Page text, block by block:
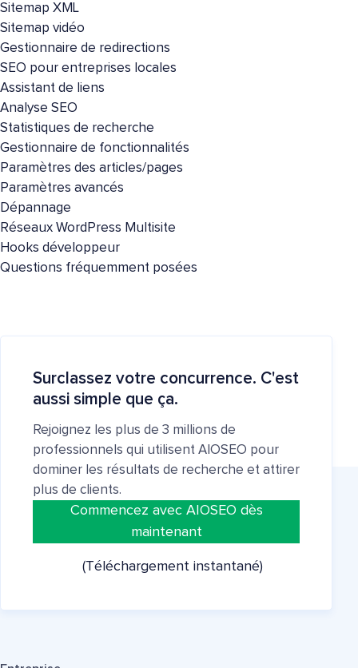
Sitemap XML
Sitemap vidéo
Gestionnaire de redirections
SEO pour entreprises locales
Assistant de liens
Analyse SEO
Statistiques de recherche
Gestionnaire de fonctionnalités
Paramètres des articles/pages
Paramètres avancés
Dépannage
Réseaux WordPress Multisite
Hooks développeur
Questions fréquemment posées
Surclassez votre concurrence. C'est
aussi simple que ça.
Rejoignez les plus de 3 millions de
professionnels qui utilisent AIOSEO pour
dominer les résultats de recherche et attirer
plus de clients.
Commencez avec AIOSEO dès
maintenant
(Téléchargement instantané)